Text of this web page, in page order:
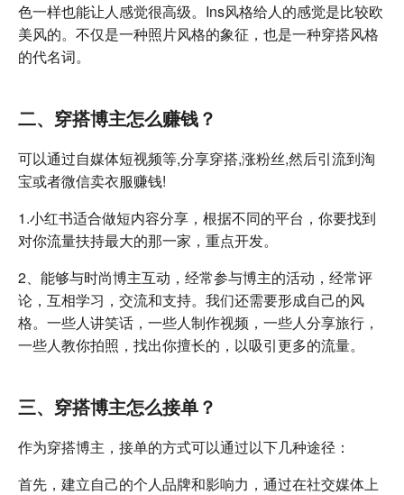
色一样也能让人感觉很高级。Ins风格给人的感觉是比较欧
美风的。不仅是一种照片风格的象征，也是一种穿搭风格
的代名词。
二、穿搭博主怎么赚钱？
可以通过自媒体短视频等,分享穿搭,涨粉丝,然后引流到淘
宝或者微信卖衣服赚钱!
1.小红书适合做短内容分享，根据不同的平台，你要找到
对你流量扶持最大的那一家，重点开发。
2、能够与时尚博主互动，经常参与博主的活动，经常评
论，互相学习，交流和支持。我们还需要形成自己的风
格。一些人讲笑话，一些人制作视频，一些人分享旅行，
一些人教你拍照，找出你擅长的，以吸引更多的流量。
三、穿搭博主怎么接单？
作为穿搭博主，接单的方式可以通过以下几种途径：
首先，建立自己的个人品牌和影响力，通过在社交媒体上